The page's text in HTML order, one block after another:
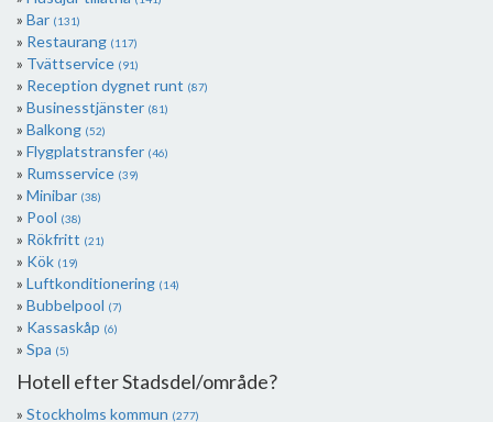
Bar (131)
Restaurang (117)
Tvättservice (91)
Reception dygnet runt (87)
Businesstjänster (81)
Balkong (52)
Flygplatstransfer (46)
Rumsservice (39)
Minibar (38)
Pool (38)
Rökfritt (21)
Kök (19)
Luftkonditionering (14)
Bubbelpool (7)
Kassaskåp (6)
Spa (5)
Hotell efter Stadsdel/område?
Stockholms kommun (277)